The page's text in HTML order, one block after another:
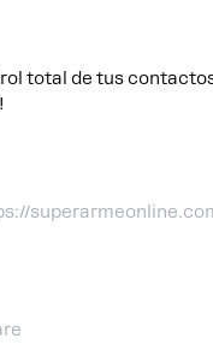
total de tus